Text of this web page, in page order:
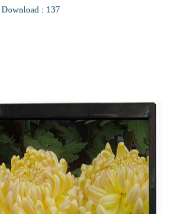
, Download : 137